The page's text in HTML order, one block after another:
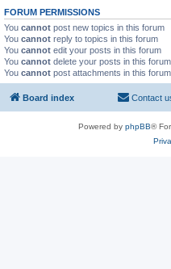
FORUM PERMISSIONS
You cannot post new topics in this forum
You cannot reply to topics in this forum
You cannot edit your posts in this forum
You cannot delete your posts in this forum
You cannot post attachments in this forum
Board index Contact
Powered by phpBB®